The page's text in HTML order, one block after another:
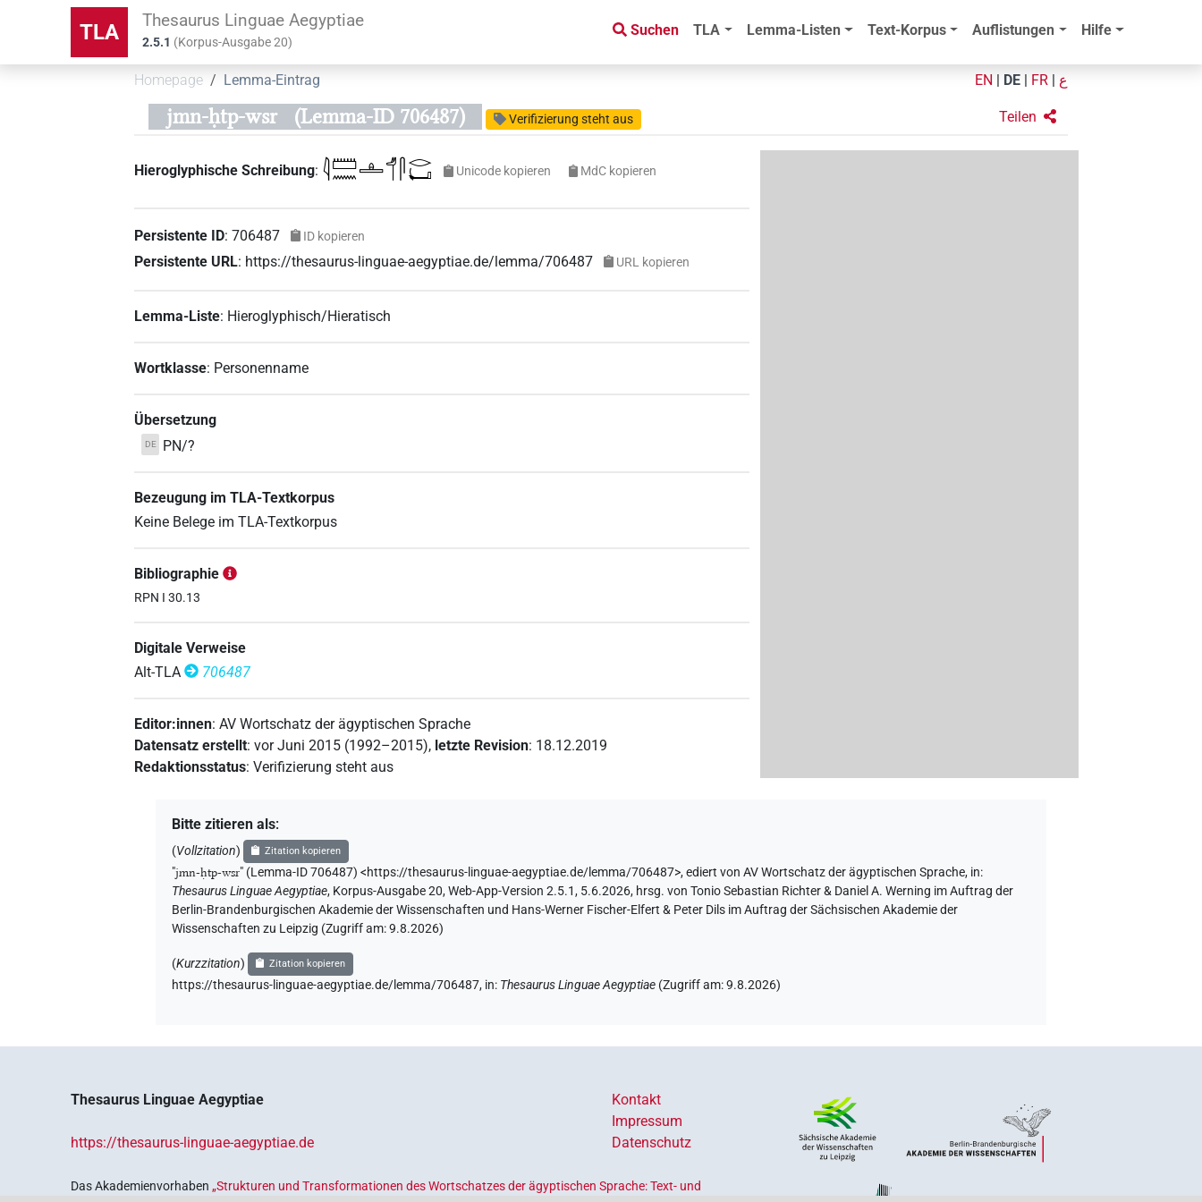
TLA Thesaurus Linguae Aegyptiae
2.5.1 (Korpus-Ausgabe20)
Suchen TLA Lemma-Listen Text-Korpus Auflistungen Hilfe
Homepage Lemma-Eintrag EN DE FR ع
jmn-ḥtp-wsr (Lemma-ID 706487) Verifizierung steht aus Teilen
Hieroglyphische Schreibung: 𓇋𓏠𓈖𓊵𓄊𓋴𓂋𓂡 Unicode kopieren MdC kopieren
Persistente ID:706487 ID kopieren
Persistente URL: https://thesaurus-linguae-aegyptiae.de/lemma/706487 URL kopieren
Lemma-Liste: Hieroglyphisch/Hieratisch
Wortklasse: Personenname
Übersetzung
DE PN/?
Bezeugung im TLA-Textkorpus
Keine Belege im TLA-Textkorpus
Bibliographie
RPN I 30.13
Digitale Verweise
Alt-TLA
706487
Editor:innen:AV Wortschatz der ägyptischen Sprache
Datensatz erstellt:vor Juni 2015 (1992–2015), letzte Revision: 18.12.2019
Redaktionsstatus:Verifizierung steht aus
Bitte zitieren als:
(Vollzitation) Zitation kopieren
"jmn-ḥtp-wsr" (Lemma-ID 706487) <https://thesaurus-linguae-aegyptiae.de/lemma/706487>,ediert von AV Wortschatz der ägyptischen Sprache, in:
Thesaurus Linguae Aegyptiae, Korpus-Ausgabe 20, Web-App-Version 2.5.1, 5.6.2026, hrsg. von Tonio Sebastian Richter & Daniel A. Werning im Auftrag der
Berlin-Brandenburgischen Akademie der Wissenschaften und Hans-Werner Fischer-Elfert & Peter Dils im Auftrag der Sächsischen Akademie der
Wissenschaften zu Leipzig (Zugriff am:9.8.2026)
(Kurzzitation) Zitation kopieren
https://thesaurus-linguae-aegyptiae.de/lemma/706487, in: Thesaurus Linguae Aegyptiae (Zugriff am:9.8.2026)
Thesaurus Linguae Aegyptiae
https://thesaurus-linguae-aegyptiae.de
Kontakt
Impressum
Datenschutz
Das Akademienvorhaben„Strukturen und Transformationen des Wortschatzes der ägyptischen Sprache: Text- und